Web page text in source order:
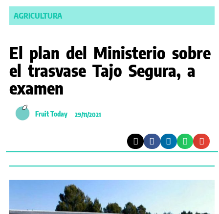
AGRICULTURA
El plan del Ministerio sobre
el trasvase Tajo Segura, a
examen
Fruit Today 29/11/2021